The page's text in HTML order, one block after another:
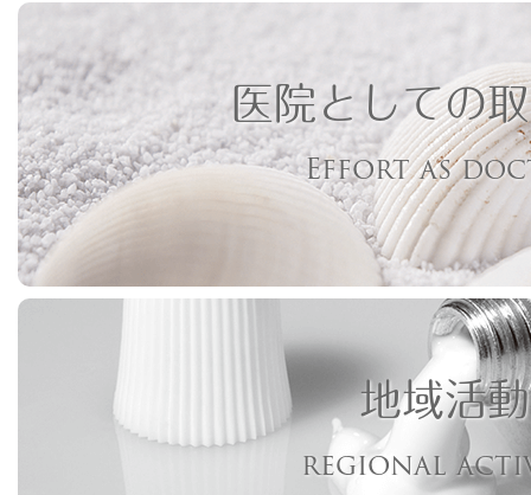
医院としての
Effort as
地域活動
regional